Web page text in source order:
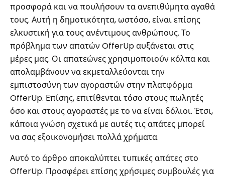
προσφορά και να πουλήσουν τα ανεπιθύμητα αγαθά
τους. Αυτή η δημοτικότητα, ωστόσο, είναι επίσης
ελκυστική για τους ανέντιμους ανθρώπους. Το
πρόβλημα των απατών OfferUp αυξάνεται στις
μέρες μας. Οι απατεώνες χρησιμοποιούν κόλπα και
απολαμβάνουν να εκμεταλλεύονται την
εμπιστοσύνη των αγοραστών στην πλατφόρμα
OfferUp. Επίσης, επιτίθενται τόσο στους πωλητές
όσο και στους αγοραστές με το να είναι δόλιοι. Έτσι,
κάποια γνώση σχετικά με αυτές τις απάτες μπορεί
να σας εξοικονομήσει πολλά χρήματα.
Αυτό το άρθρο αποκαλύπτει τυπικές απάτες στο
OfferUp. Προσφέρει επίσης χρήσιμες συμβουλές για